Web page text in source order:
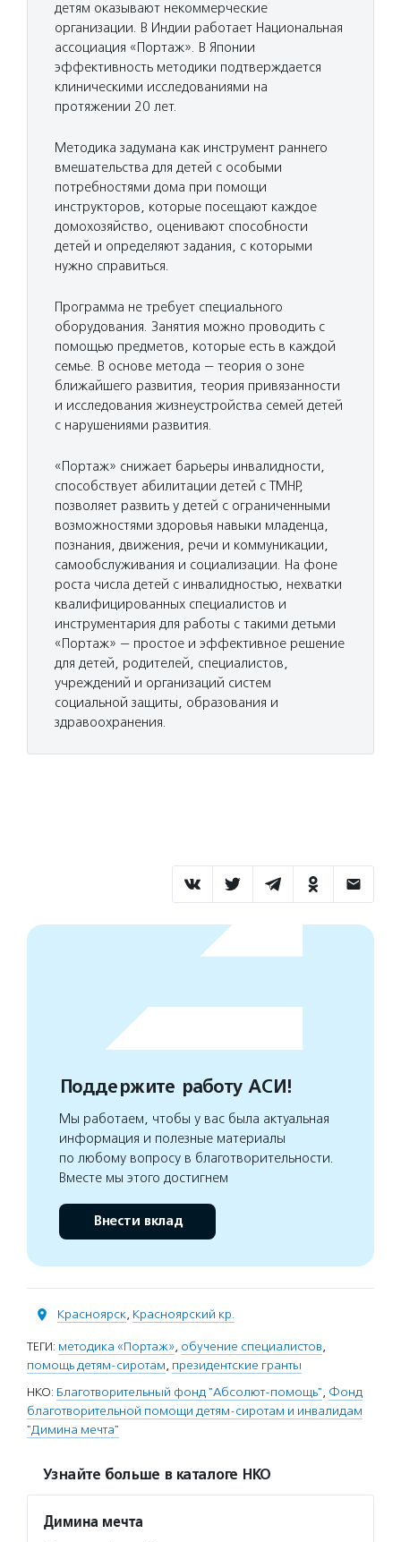
детям оказывают некоммерческие
организации. В Индии работает Национальная
ассоциация «Портаж». В Японии
эффективность методики подтверждается
клиническими исследованиями на
протяжении 20 лет.
Методика задумана как инструмент раннего
вмешательства для детей с особыми
потребностями дома при помощи
инструкторов, которые посещают каждое
домохозяйство, оценивают способности
детей и определяют задания, с которыми
нужно справиться.
Программа не требует специального
оборудования. Занятия можно проводить с
помощью предметов, которые есть в каждой
семье. В основе метода — теория о зоне
ближайшего развития, теория привязанности
и исследования жизнеустройства семей детей
с нарушениями развития.
«Портаж» снижает барьеры инвалидности,
способствует абилитации детей с ТМНР,
позволяет развить у детей с ограниченными
возможностями здоровья навыки младенца,
познания, движения, речи и коммуникации,
самообслуживания и социализации. На фоне
роста числа детей с инвалидностью, нехватки
квалифицированных специалистов и
инструментария для работы с такими детьми
«Портаж» — простое и эффективное решение
для детей, родителей, специалистов,
учреждений и организаций систем
социальной защиты, образования и
здравоохранения.
Поддержите работу АСИ!
Мы работаем, чтобы у вас была актуальная
информация и полезные материалы
по любому вопросу в благотворительности.
Вместе мы этого достигнем
Внести вклад
Красноярск, Красноярский кр.
ТЕГИ: методика «Портаж», обучение специалистов,
помощь детям-сиротам, президентские гранты
НКО: Благотворительный фонд "Абсолют-помощь", Фонд
благотворительной помощи детям-сиротам и инвалидам
"Димина мечта"
Узнайте больше в каталоге НКО
Димина мечта